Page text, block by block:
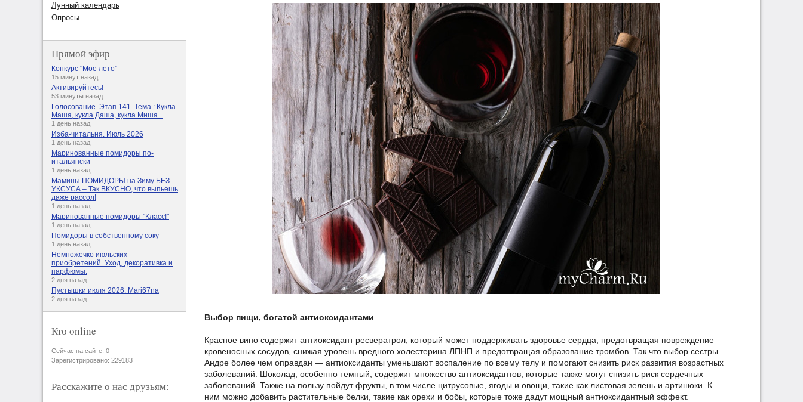
Выбор пищи, богатой антиоксидантами
Красное вино содержит антиоксидант ресвератрол, который может поддерживать здоровье сердца, предотвращая повреждение
кровеносных сосудов, снижая уровень вредного холестерина ЛПНП и предотвращая образование тромбов. Так что выбор сестры
Андре более чем оправдан — антиоксиданты уменьшают воспаление по всему телу и помогают снизить риск развития возрастных
заболеваний. Шоколад, особенно темный, содержит множество антиоксидантов, которые также могут снизить риск сердечных
заболеваний. Также на пользу пойдут фрукты, в том числе цитрусовые, ягоды и овощи, такие как листовая зелень и артишоки. К
ним можно добавить растительные белки, такие как орехи и бобы, которые тоже дадут мощный антиоксидантный эффект.
Лунный календарь
Опросы
Прямой эфир
Конкурс "Мое лето"
15 минут назад
Активируйтесь!
53 минуты назад
Голосование. Этап 141. Тема : Кукла
Маша, кукла Даша, кукла Миша...
1 день назад
Изба-читальня. Июль 2026
1 день назад
Маринованные помидоры по-
итальянски
1 день назад
Мамины ПОМИДОРЫ на Зиму БЕЗ
УКСУСА – Так ВКУСНО, что выпьешь
даже рассол!
1 день назад
Маринованные помидоры "Класс!"
1 день назад
Помидоры в собственному соку
1 день назад
Немножечко июльских
приобретений. Уход, декоративка и
парфюмы.
2 дня назад
Пустышки июля 2026. Mari67na
2 дня назад
Кто online
Сейчас на сайте: 0
Зарегистрировано: 229183
Расскажите о нас друзьям: